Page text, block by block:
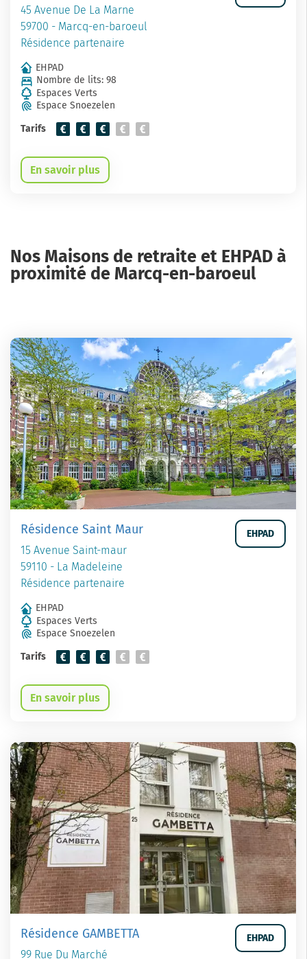
45 Avenue De La Marne
59700 - Marcq-en-baroeul
Résidence partenaire
EHPAD
Nombre de lits: 98
Espaces Verts
Espace Snoezelen
Tarifs
En savoir plus
Nos Maisons de retraite et EHPAD à
proximité de Marcq-en-baroeul
Résidence Saint Maur
15 Avenue Saint-maur
59110 - La Madeleine
Résidence partenaire
EHPAD
EHPAD
Espaces Verts
Espace Snoezelen
Tarifs
En savoir plus
Résidence GAMBETTA
99 Rue Du Marché
EHPAD